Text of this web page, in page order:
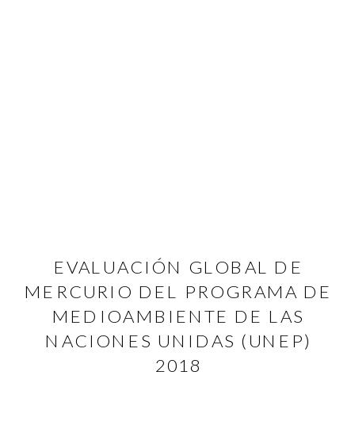
EVALUACIÓN GLOBAL DE
MERCURIO DEL PROGRAMA DE
MEDIOAMBIENTE DE LAS
NACIONES UNIDAS (UNEP)
2018